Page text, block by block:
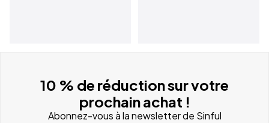
10 % de réduction sur votre
prochain achat !
Abonnez-vous à la newsletter de Sinful